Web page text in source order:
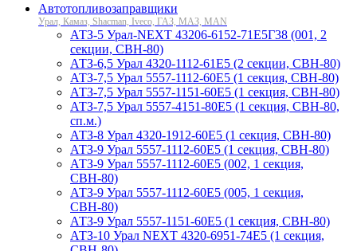
Автотопливозаправщики
Урал, Камаз, Shacman, Iveco, ГАЗ, МАЗ, MAN
АТЗ-5 Урал-NEXT 43206-6152-71Е5Г38 (001, 2
секции, СВН-80)
АТЗ-6,5 Урал 4320-1112-61Е5 (2 секции, СВН-80)
АТЗ-7,5 Урал 5557-1112-60Е5 (1 секция, СВН-80)
АТЗ-7,5 Урал 5557-1151-60Е5 (1 секция, СВН-80)
АТЗ-7,5 Урал 5557-4151-80Е5 (1 секция, СВН-80,
сп.м.)
АТЗ-8 Урал 4320-1912-60Е5 (1 секция, СВН-80)
АТЗ-9 Урал 5557-1112-60Е5 (1 секция, СВН-80)
АТЗ-9 Урал 5557-1112-60Е5 (002, 1 секция,
СВН-80)
АТЗ-9 Урал 5557-1112-60Е5 (005, 1 секция,
СВН-80)
АТЗ-9 Урал 5557-1151-60Е5 (1 секция, СВН-80)
АТЗ-10 Урал NEXT 4320-6951-74Е5 (1 секция,